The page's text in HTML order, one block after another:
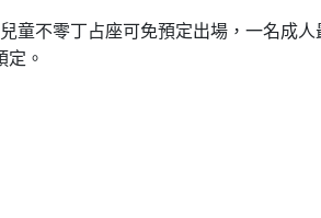
童不零丁占座可免預定出場，一名成
定。